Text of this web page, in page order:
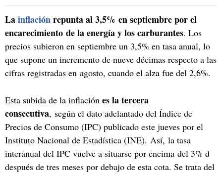
Lainflaciónrepunta al 3,5% en septiembre por el
encarecimiento de la energía y los carburantes. Los
precios subieron en septiembre un 3,5% en tasa anual, lo
que supone un incremento de nueve décimas respecto a las
cifras registradas en agosto, cuando el alza fue del 2,6%.
Esta subida de la inflación es la tercera
consecutiva, según el dato adelantado del Índice de
Precios de Consumo (IPC) publicado este jueves por el
Instituto Nacional de Estadística (INE). Así, la tasa
interanual del IPC vuelve a situarse por encima del 3% d
después de tres meses por debajo de esta cota. Se trata del